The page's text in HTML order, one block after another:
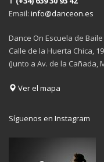
Email: info@danceon.es
Dance On Escuela de Baile
Calle de la Huerta Chica,
(Junto a Av. de la Cañada,
Ver el mapa
Síguenos en Instagram